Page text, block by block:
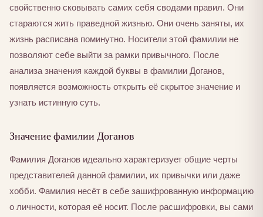
свойственно сковывать самих себя сводами правил. Они
стараются жить праведной жизнью. Они очень заняты, их
жизнь расписана поминутно. Носители этой фамилии не
позволяют себе выйти за рамки привычного. После
анализа значения каждой буквы в фамилии Доганов,
появляется возможность открыть её скрытое значение и
узнать истинную суть.
Значение фамилии Доганов
Фамилия Доганов идеально характеризует общие черты
представителей данной фамилии, их привычки или даже
хобби. Фамилия несёт в себе зашифрованную информацию
о личности, которая её носит. После расшифровки, вы сами